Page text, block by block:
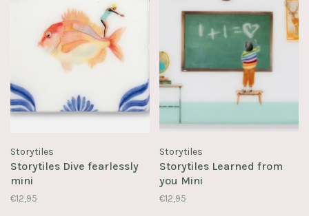
Storytiles
Storytiles Dive fearlessly
mini
€12,95
Storytiles
Storytiles Learned from
you Mini
€12,95